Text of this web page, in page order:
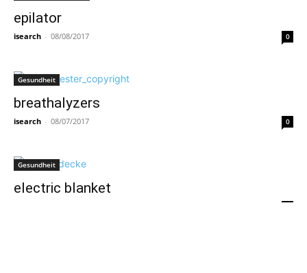
epilator
isearch - 08/08/2017 0
Gesundheit
breathalyzers
isearch - 08/07/2017 0
Gesundheit
electric blanket